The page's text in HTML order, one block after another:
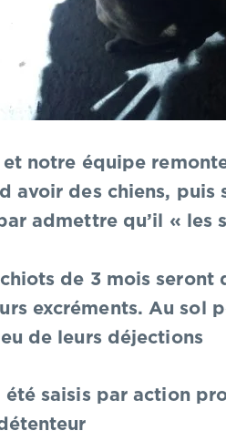
notre équipe
avoir des chiens, puis
admettre qu’il « les
de 3 mois seront
excréments. Au sol
de leurs déjections
été saisis par action